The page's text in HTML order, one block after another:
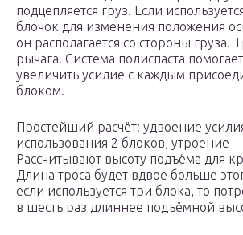
подцепляется груз. Если
блочок для изменения положения
он располагается со стороны груза.
рычага. Система полиспаста
увеличить усилие с каждым
блоком.
Простейший расчёт: удвоение
использования 2 блоков, утроение
Рассчитывают высоту подъёма для
Длина троса будет вдвое больше
если используется три блока, то
в шесть раз длиннее подъёмной